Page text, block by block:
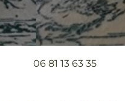
06 81 13 63 35